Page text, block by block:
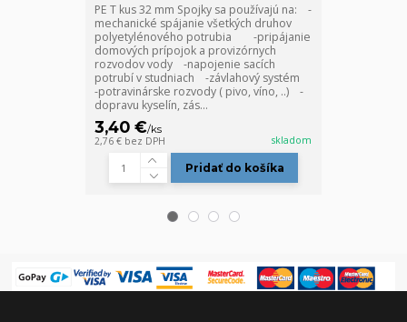
PE T kus 32 mm Spojky sa používajú na: -
mechanické spájanie všetkých druhov
polyetylénového potrubia -pripájanie
domových prípojok a provizórnych
rozvodov vody -napojenie sacích
potrubí v studniach -závlahový systém
-potravinárske rozvody ( pivo, víno, ..) -
dopravu kyselín, zás...
3,40 €/ks
2,76 € bez DPH skladom
Pridať do košíka